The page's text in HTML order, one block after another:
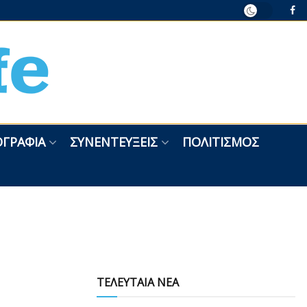
ΣΥΝΕΝΤΕΎΞΕΙΣ ΠΟΛΙΤΙΣΜΌΣ
ΤΕΛΕΥΤΑΙΑ ΝΕΑ